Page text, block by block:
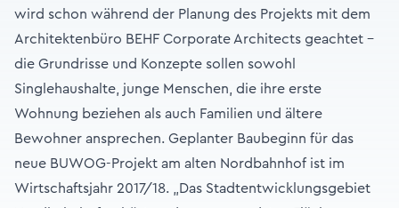
wird schon während der Planung des Projekts mit dem
Architektenbüro BEHF Corporate Architects geachtet –
die Grundrisse und Konzepte sollen sowohl
Singlehaushalte, junge Menschen, die ihre erste
Wohnung beziehen als auch Familien und ältere
Bewohner ansprechen. Geplanter Baubeginn für das
neue BUWOG-Projekt am alten Nordbahnhof ist im
Wirtschaftsjahr 2017/18. „Das Stadtentwicklungsgebiet